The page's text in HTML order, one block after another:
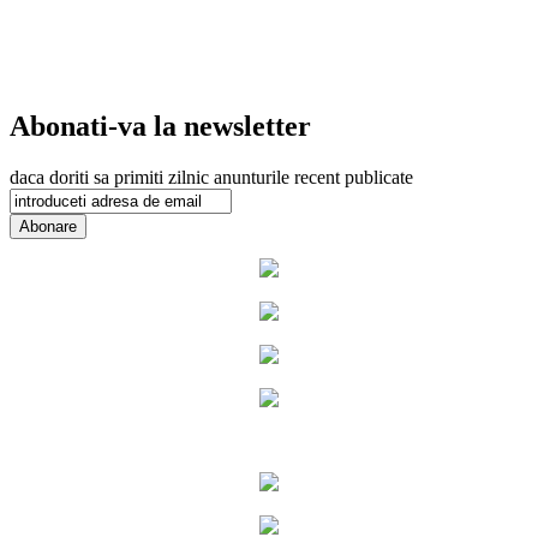
Abonati-va la newsletter
daca doriti sa primiti zilnic anunturile recent publicate